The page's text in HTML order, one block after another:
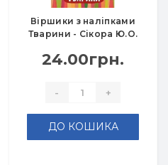
Віршики з наліпками
Тварини - Сікора Ю.О.
24.00грн.
- +
ДО КОШИКА